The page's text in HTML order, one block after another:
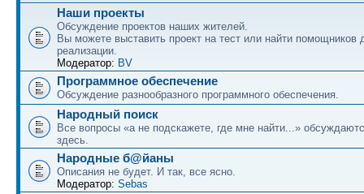
Наши проекты
Обсуждение проектов наших жителей.
Вы можете выставить проект на тест или найти помощников
реализации.
Модератор: BV
Программное обеспечение
Обсуждение разнообразного программного обеспечения.
Народный поиск
Все вопросы «а не подскажете, где мне найти...»
здесь.
Народные б@йаны
Описания не будет. И так, все ясно.
Модератор: Sebas